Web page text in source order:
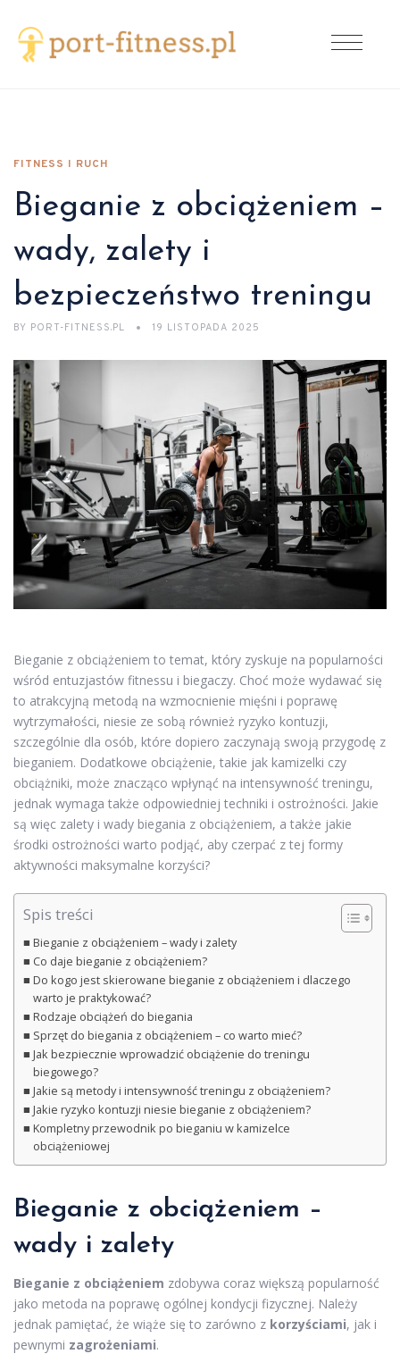
FITNESS I RUCH
Bieganie z obciążeniem –
wady, zalety i
bezpieczeństwo treningu
BY PORT-FITNESS.PL 19 LISTOPADA 2025
Bieganie z obciążeniem to temat, który zyskuje na popularności
wśród entuzjastów fitnessu i biegaczy. Choć może wydawać się
to atrakcyjną metodą na wzmocnienie mięśni i poprawę
wytrzymałości, niesie ze sobą również ryzyko kontuzji,
szczególnie dla osób, które dopiero zaczynają swoją przygodę z
bieganiem. Dodatkowe obciążenie, takie jak kamizelki czy
obciążniki, może znacząco wpłynąć na intensywność treningu,
jednak wymaga także odpowiedniej techniki i ostrożności. Jakie
są więc zalety i wady biegania z obciążeniem, a także jakie
środki ostrożności warto podjąć, aby czerpać z tej formy
aktywności maksymalne korzyści?
Spis treści
Bieganie z obciążeniem – wady i zalety
Co daje bieganie z obciążeniem?
Do kogo jest skierowane bieganie z obciążeniem i dlaczego
warto je praktykować?
Rodzaje obciążeń do biegania
Sprzęt do biegania z obciążeniem – co warto mieć?
Jak bezpiecznie wprowadzić obciążenie do treningu
biegowego?
Jakie są metody i intensywność treningu z obciążeniem?
Jakie ryzyko kontuzji niesie bieganie z obciążeniem?
Kompletny przewodnik po bieganiu w kamizelce
obciążeniowej
Bieganie z obciążeniem –
wady i zalety
Bieganie z obciążeniem zdobywa coraz większą popularność
jako metoda na poprawę ogólnej kondycji fizycznej. Należy
jednak pamiętać, że wiąże się to zarówno z korzyściami, jak i
pewnymi zagrożeniami.